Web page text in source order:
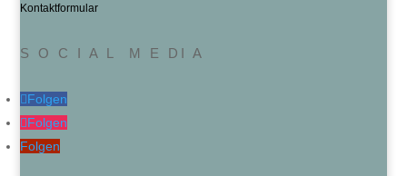
Kontaktformular
S O C I A L M E DI A
Folgen
Folgen
Folgen